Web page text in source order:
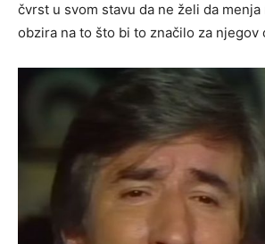
čvrst u svom stavu da ne želi da
obzira na to što bi to značilo za njegov